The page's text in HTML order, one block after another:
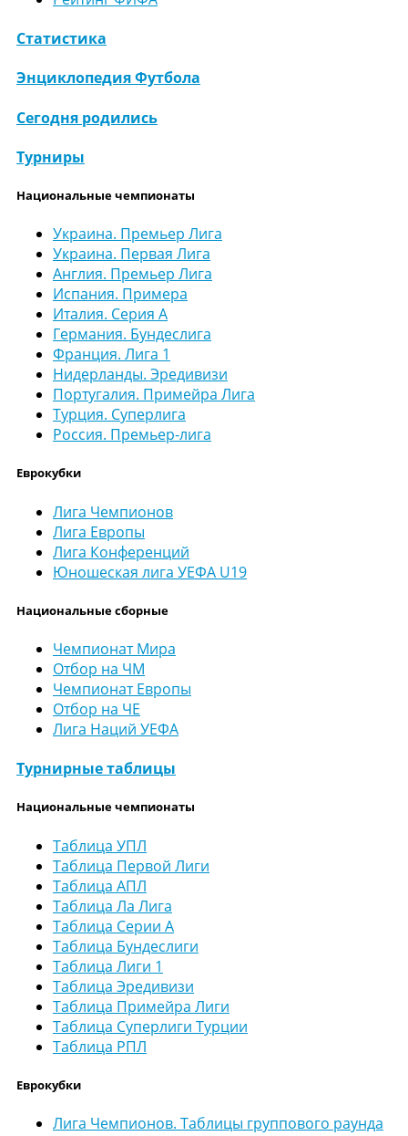
Статистика
Энциклопедия Футбола
Сегодня родились
Турниры
Национальные чемпионаты
Украина. Премьер Лига
Украина. Первая Лига
Англия. Премьер Лига
Испания. Примера
Италия. Серия А
Германия. Бундеслига
Франция. Лига 1
Нидерланды. Эредивизи
Португалия. Примейра Лига
Турция. Суперлига
Россия. Премьер-лига
Еврокубки
Лига Чемпионов
Лига Европы
Лига Конференций
Юношеская лига УЕФА U19
Национальные сборные
Чемпионат Мира
Отбор на ЧМ
Чемпионат Европы
Отбор на ЧЕ
Лига Наций УЕФА
Турнирные таблицы
Национальные чемпионаты
Таблица УПЛ
Таблица Первой Лиги
Таблица АПЛ
Таблица Ла Лига
Таблица Серии А
Таблица Бундеслиги
Таблица Лиги 1
Таблица Эредивизи
Таблица Примейра Лиги
Таблица Суперлиги Турции
Таблица РПЛ
Еврокубки
Лига Чемпионов. Таблицы группового раунда